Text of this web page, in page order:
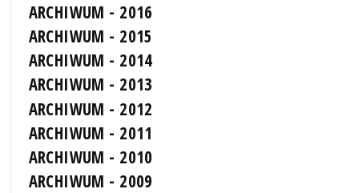
ARCHIWUM - 2016
ARCHIWUM - 2015
ARCHIWUM - 2014
ARCHIWUM - 2013
ARCHIWUM - 2012
ARCHIWUM - 2011
ARCHIWUM - 2010
ARCHIWUM - 2009